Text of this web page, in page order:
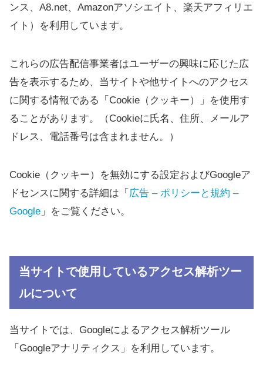
ンス、A8.net、Amazonアソシエイト、楽天アフィリエ
イト）を利用しています。
これらの広告配信事業者はユーザーの興味に応じた広
告を表示するため、当サイトや他サイトへのアクセス
に関する情報である「Cookie（クッキー）」を使用す
ることがあります。（Cookieに氏名、住所、メールア
ドレス、電話番号は含まれません。）
Cookie（クッキー）を無効にする設定およびGoogleア
ドセンスに関する詳細は「 広告 – ポリシーと規約 –
Google 」をご覧ください。
当サイトで使用しているアクセス解析ツー
ルについて
当サイトでは、Googleによるアクセス解析ツール
「Googleアナリティクス」を利用しています。